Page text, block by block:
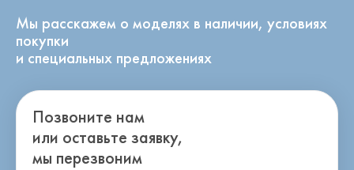
Мы расскажем о моделях в наличии, условиях
покупки
и специальных предложениях
Позвоните нам
или оставьте заявку,
мы перезвоним